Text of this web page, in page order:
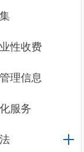
性收费
理信息
服务